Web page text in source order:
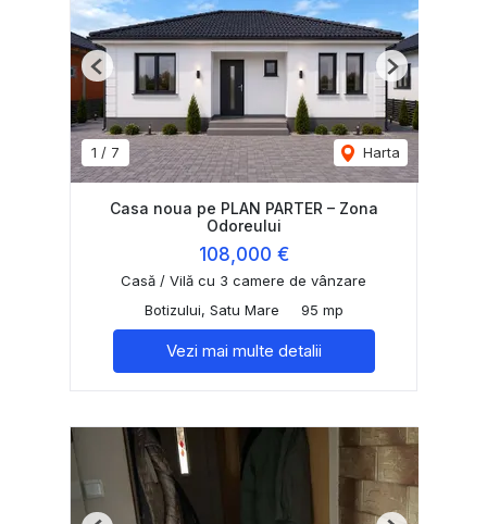
1 / 7 Harta
Previous Next
Casa noua pe PLAN PARTER – Zona
Odoreului
108,000 €
Casă / Vilă cu 3 camere de vânzare
Botizului, Satu Mare
95 mp
Vezi mai multe detalii